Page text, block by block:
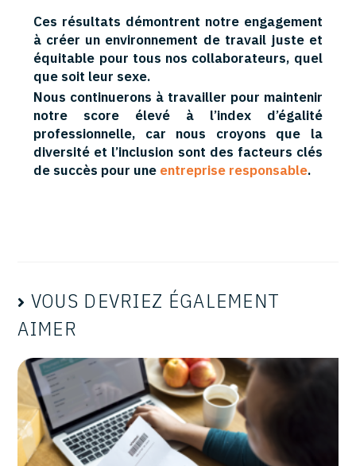
Ces résultats démontrent notre engagement
à créer un environnement de travail juste et
équitable pour tous nos collaborateurs, quel
que soit leur sexe.
Nous continuerons à travailler pour maintenir
notre score élevé à l’index d’égalité
professionnelle, car nous croyons que la
diversité et l’inclusion sont des facteurs clés
de succès pour une entreprise responsable.
VOUS DEVRIEZ ÉGALEMENT
AIMER